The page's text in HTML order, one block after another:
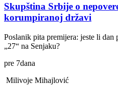
Skupština Srbije o
korumpiranoj državi
Poslanik pita premijera: jeste li dan
„27“ na Senjaku?
pre 7dana
Milivoje Mihajlović